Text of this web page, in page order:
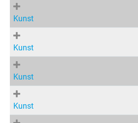
Kunst
Kunst
Kunst
Kunst